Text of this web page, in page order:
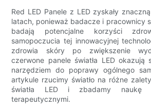
Red LED Panele z LED zyskały
latach, ponieważ badacze i pracownicy
badają potencjalne korzyści
samopoczucia tej innowacyjnej
zdrowia skóry po zwiększenie
czerwone panele światła LED okazują
narzędziem do poprawy ogólnego
artykule rzucimy światło na różne
światła LED i zbadamy
terapeutycznymi.